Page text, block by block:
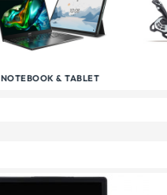
NOTEBOOK & TABLET